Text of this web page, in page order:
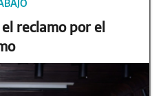
reclamo por el